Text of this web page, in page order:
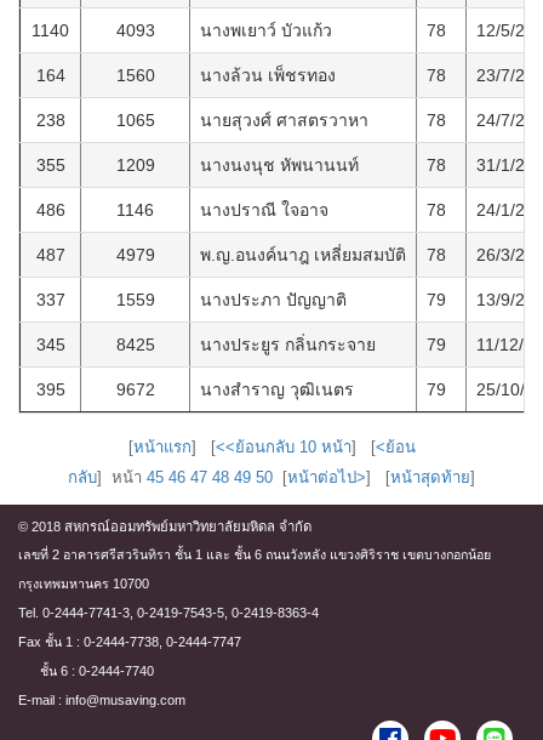
1140 4093 นางพเยาว์ บัวแก้ว 78 12/5/
164 1560 นางล้วน เพ็ชรทอง 78 23/7/
238 1065 นายสุวงศ์ ศาสตรวาหา 78 24/7/
355 1209 นางนงนุช หัพนานนท์ 78 31/1/
486 1146 นางปราณี ใจอาจ 78 24/1/
487 4979 พ.ญ.อนงค์นาฎ เหลี่ยมสมบัติ 78 26/3/
337 1559 นางประภา ปัญญาติ 79 13/9/
345 8425 นางประยูร กลิ่นกระจาย 79 11/12/
395 9672 นางสำราญ วุฒิเนตร 79 25/10/
[หน้าแรก] [<<ย้อนกลับ 10 หน้า] [<ย้อน
กลับ] หน้า 45 46 47 48 49 50 [หน้าต่อไป>] [หน้าสุดท้าย]
© 2018 สหกรณ์ออมทรัพย์มหาวิทยาลัยมหิดล จำกัด
เลขที่ 2 อาคารศรีสวรินทิรา ชั้น 1 และ ชั้น 6 ถนนวังหลัง แขวงศิริราช เขตบางกอกน้อย
กรุงเทพมหานคร 10700
Tel. 0-2444-7741-3, 0-2419-7543-5, 0-2419-8363-4
Fax ชั้น 1 : 0-2444-7738, 0-2444-7747
ชั้น 6 : 0-2444-7740
E-mail : info@musaving.com